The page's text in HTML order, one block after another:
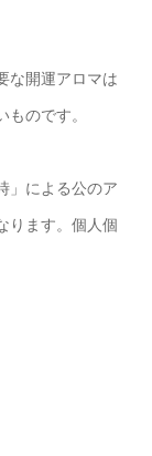
な開運アロマは
のです。
」による公のア
ります。個人個